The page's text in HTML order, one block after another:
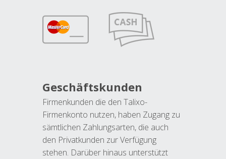
Geschäftskunden
Firmenkunden die den Talixo-
Firmenkonto nutzen, haben Zugang zu
sämtlichen Zahlungsarten, die auch
den Privatkunden zur Verfügung
stehen. Darüber hinaus unterstützt